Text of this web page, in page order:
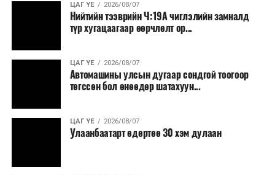
ЦАГ ҮЕ 2026/08/07
Нийтийн тээврийн Ч:19А чиглэлийн замналд
түр хугацаагаар өөрчлөлт ор...
ЦАГ ҮЕ 2026/08/07
Автомашины улсын дугаар сондгой тоогоор
төгссөн бол өнөөдөр шатахуун...
ЦАГ ҮЕ 2026/08/07
Улаанбаатарт өдөртөө 30 хэм дулаан